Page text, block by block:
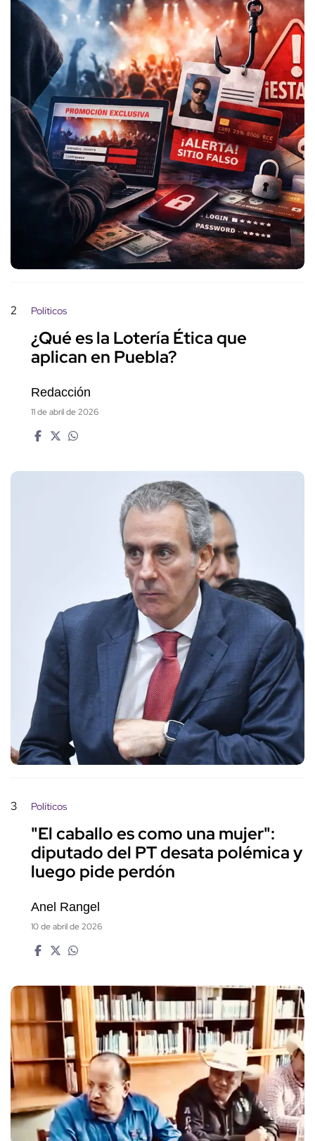
2 Políticos
¿Qué es la Lotería Ética que
aplican en Puebla?
Redacción
11 de abril de 2026
3 Políticos
"El caballo es como una mujer":
diputado del PT desata polémica y
luego pide perdón
Anel Rangel
10 de abril de 2026